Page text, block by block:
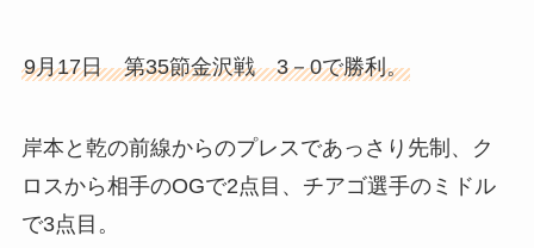
9月17日 第35節金沢戦 3－0で勝利。
岸本と乾の前線からのプレスであっさり先制、ク
ロスから相手のOGで2点目、チアゴ選手のミドル
で3点目。